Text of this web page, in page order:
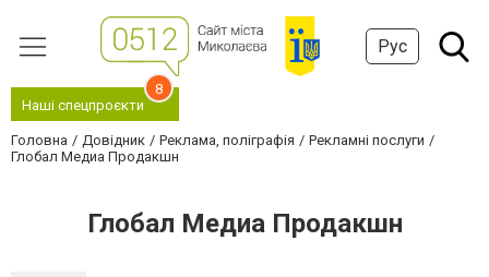
Рус
Наші спецпроєкти
8
Головна Довідник Реклама, поліграфія
Рекламні послуги
Глобал Медиа Продакшн
Глобал Медиа Продакшн